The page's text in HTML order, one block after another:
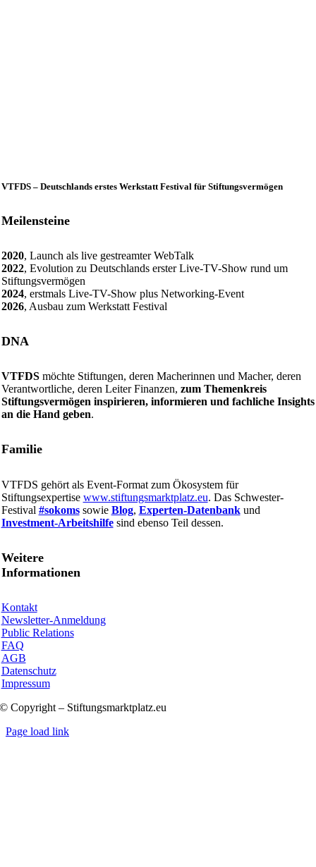
VTFDS – Deutschlands erstes Werkstatt Festival für Stiftungsvermögen
Meilensteine
2020, Launch als live gestreamter WebTalk
2022, Evolution zu Deutschlands erster Live-TV-Show rund um
Stiftungsvermögen
2024, erstmals Live-TV-Show plus Networking-Event
2026, Ausbau zum Werkstatt Festival
DNA
VTFDS möchte Stiftungen, deren Macherinnen und Macher, deren
Verantwortliche, deren Leiter Finanzen, zum Themenkreis
Stiftungsvermögen inspirieren, informieren und fachliche Insights
an die Hand geben.
Familie
VTFDS gehört als Event-Format zum Ökosystem für
Stiftungsexpertise www.stiftungsmarktplatz.eu. Das Schwester-
Festival #sokomssowie Blog, Experten-Datenbankund
Investment-Arbeitshilfesind ebenso Teil dessen.
Weitere
Informationen
Kontakt
Newsletter-Anmeldung
Public Relations
FAQ
AGB
Datenschutz
Impressum
© Copyright – Stiftungsmarktplatz.eu
Page load link